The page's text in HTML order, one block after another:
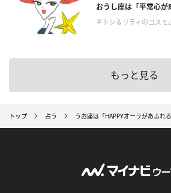
おうし座は「平常心が
＃トシ＆リティのコスモ
もっと見る
トップ 占う うお座は「HAPPYオーラがあふれる